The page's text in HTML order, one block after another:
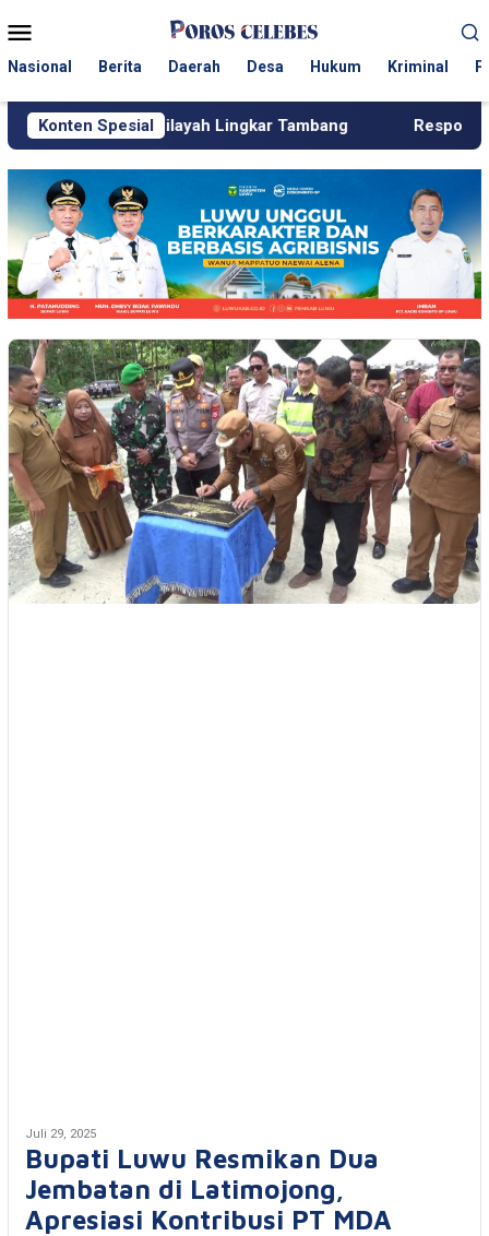
ke
Mobile
Nasional Berita Daerah Desa Hukum Kriminal
Konten Spesial
di Wilayah Lingkar Tambang Respons Cepat KJM
Juli 29, 2025
Bupati Luwu Resmikan Dua
Jembatan di Latimojong,
Apresiasi Kontribusi PT MDA